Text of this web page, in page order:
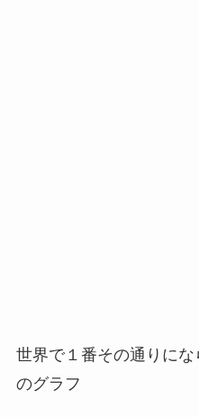
世界で１番その通りに
のグラフ